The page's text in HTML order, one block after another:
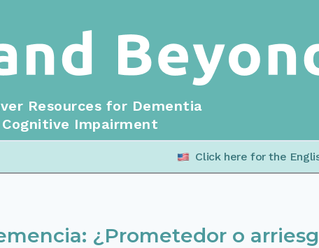
Resources for Dementia
Impairment
Click here for the
¿Prometedor o